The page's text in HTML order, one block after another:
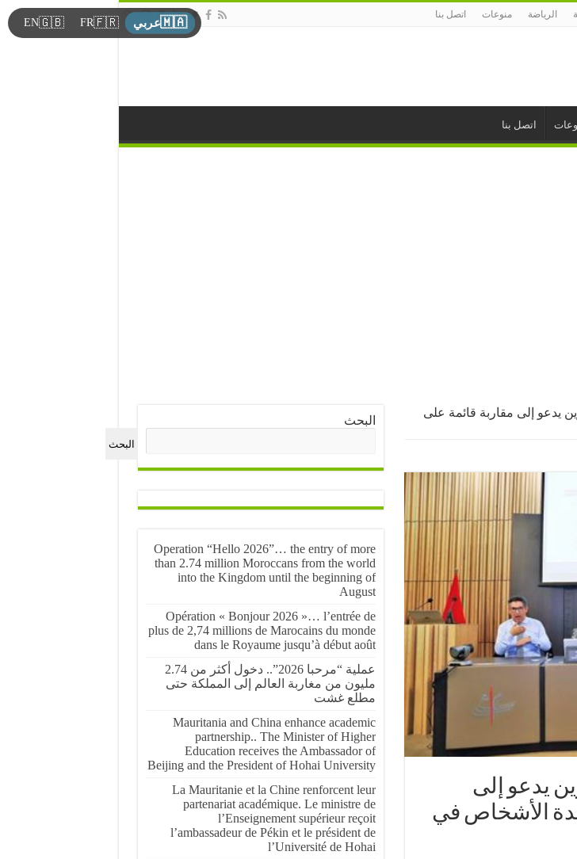
الرياضة منوعات اتصل بنا
اتصل بنا
يدعو إلى مقاربة قائمة على
يدعو إلى
الأشخاص في
البحث
البحث
Operation “Hello 2026”… the entry of more
than 2.74 million Moroccans from the world
into the Kingdom until the beginning of
August
Opération « Bonjour 2026 »… l’entrée de
plus de 2,74 millions de Marocains du monde
dans le Royaume jusqu’à début août
عملية “مرحبا 2026”.. دخول أكثر من 2.74
مليون من مغاربة العالم إلى المملكة حتى
مطلع غشت
Mauritania and China enhance academic
partnership.. The Minister of Higher
Education receives the Ambassador of
Beijing and the President of Hohai University
La Mauritanie et la Chine renforcent leur
partenariat académique. Le ministre de
l’Enseignement supérieur reçoit
l’ambassadeur de Pékin et le président de
l’Université de Hohai
🇲🇦عربي 🇫🇷
FR
🇬🇧
EN